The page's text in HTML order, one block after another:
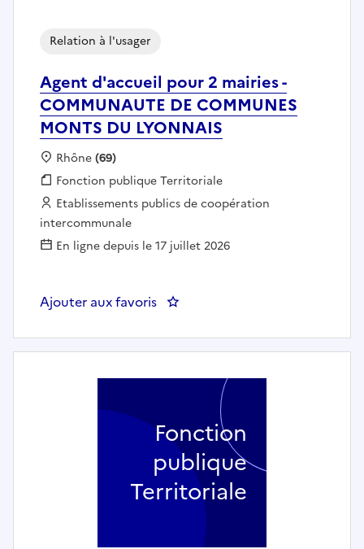
Agent d'accueil pour 2 mairies -
COMMUNAUTE DE COMMUNES
MONTS DU LYONNAIS
Relation à l'usager
Localisation :
Rhône(69)
Fonction publique :
Fonction publique Territoriale
Employeur :
Etablissements publics de coopération
intercommunale
En ligne depuis le 17 juillet 2026
Ajouter aux favoris : Agent d'accueil pour 2 mairies
Fonction
publique
Territoriale